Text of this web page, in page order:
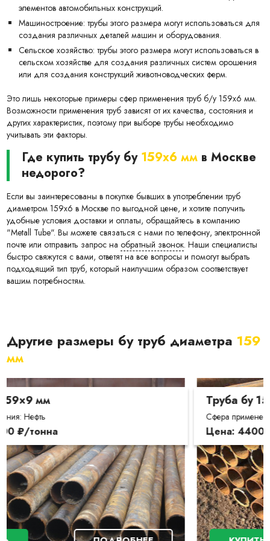
элементов автомобильных конструкций.
Машиностроение: трубы этого размера могут использоваться для
создания различных деталей машин и оборудования.
Сельское хозяйство: трубы этого размера могут использоваться в
сельском хозяйстве для создания различных систем орошения
или для создания конструкций животноводческих ферм.
Это лишь некоторые примеры сфер применения труб б/у 159х6 мм.
Возможности применения труб зависят от их качества, состояния и
других характеристик, поэтому при выборе трубы необходимо
учитывать эти факторы.
Где купить трубу бу 159х6 мм в Москве
недорого?
Если вы заинтересованы в покупке бывших в употреблении труб
диаметром 159х6 в Москве по выгодной цене, и хотите получить
удобные условия доставки и оплаты, обращайтесь в компанию
"Metall Tube". Вы можете связаться с нами по телефону, электронной
почте или отправить запрос наобратный звонок. Наши специалисты
быстро свяжутся с вами, ответят на все вопросы и помогут выбрать
подходящий тип труб, который наилучшим образом соответствует
вашим потребностям.
Другие размеры бу труб диаметра 159
мм
Труба бу 159×8 мм
Сфера применения: Газ, Нефть
Цена: 44000 ₽/тонна